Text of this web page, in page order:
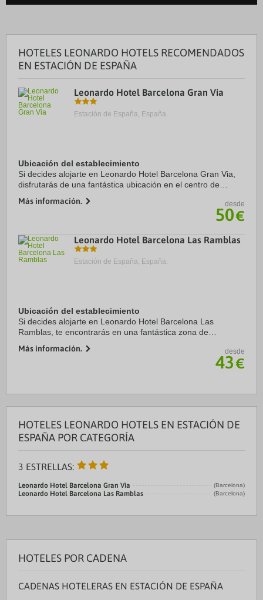
HOTELES LEONARDO HOTELS RECOMENDADOS
EN ESTACIÓN DE ESPAÑA
Leonardo Hotel Barcelona Gran Via
Estación de España, España.
Ubicación del establecimiento
Si decides alojarte en Leonardo Hotel Barcelona Gran Via,
disfrutarás de una fantástica ubicación en el centro de
Plaza de Catalunya. Además, este ...
Más información. desde
50€
Leonardo Hotel Barcelona Las Ramblas
Estación de España, España.
Ubicación del establecimiento
Si decides alojarte en Leonardo Hotel Barcelona Las
Ramblas, te encontrarás en una fantástica zona de
de La Rambla y Mercado de la Boquería. ...
Más información. desde
43€
HOTELES LEONARDO HOTELS EN ESTACIÓN DE
ESPAÑA POR CATEGORÍA
3 ESTRELLAS:
Leonardo Hotel Barcelona Gran Via (Barcelona)
Leonardo Hotel Barcelona Las Ramblas (Barcelona)
HOTELES POR CADENA
CADENAS HOTELERAS EN ESTACIÓN DE ESPAÑA